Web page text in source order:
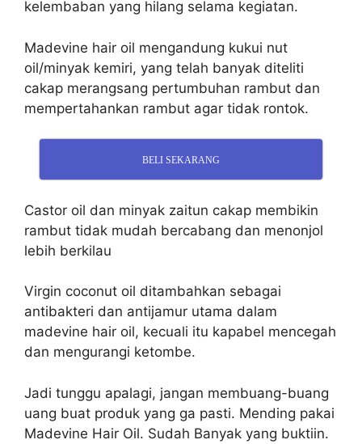
kelembaban yang hilang selama kegiatan.
Madevine hair oil mengandung kukui nut
oil/minyak kemiri, yang telah banyak diteliti
cakap merangsang pertumbuhan rambut dan
mempertahankan rambut agar tidak rontok.
BELI SEKARANG
Castor oil dan minyak zaitun cakap membikin
rambut tidak mudah bercabang dan menonjol
lebih berkilau
Virgin coconut oil ditambahkan sebagai
antibakteri dan antijamur utama dalam
madevine hair oil, kecuali itu kapabel mencegah
dan mengurangi ketombe.
Jadi tunggu apalagi, jangan membuang-buang
uang buat produk yang ga pasti. Mending pakai
Madevine Hair Oil. Sudah Banyak yang buktiin.